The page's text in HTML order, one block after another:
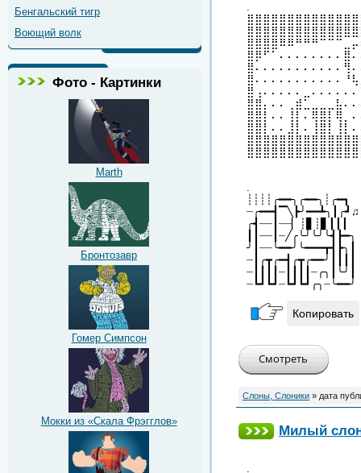
Бенгальский тигр
Воющий волк
Фото - Картинки
Marth
Бронтозавр
Гомер Симпсон
Мокки из «Скала Фрэгглов»
.
┊┊┊┊╭━━╮╭━━╮┊╭━┓
┈╭━━┫▔╲┣╯━━┻╮┃╭┛♫
╭┫┈┈┃┈┈▏┊▋┊▋┃┃┃
┃┃┈┈┃┈╱╭╰╯╰╯╰┫┣━╮
╯┃┈┈╰━━╯╰━━━┳┫┣╮┃
┈┃╭┳╭━┫╭┳╭━━╯┃┃┃┃
┈┃┃┃┃┈┃┃┃┃┈╭╮┃╰╯┃
┈┗┛┗┛┈┗┛┗┛╭╮┈╰━━╯
Копировать
Слоны, Слоники » дата
Милый